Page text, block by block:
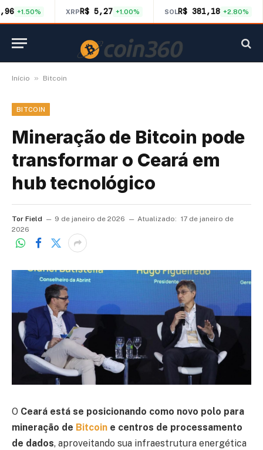
+1.50% XRPR$ 5,27 +1.00% SOLR$ 381,18 +2.80%
Início » Bitcoin
BITCOIN
Mineração de Bitcoin pode
transformar o Ceará em
hub tecnológico
Tor Field 9 de janeiro de 2026 Atualizado: 17 de janeiro de
2026
O Ceará está se posicionando como novo polo para
mineração de Bitcoin e centros de processamento
de dados, aproveitando sua infraestrutura energética